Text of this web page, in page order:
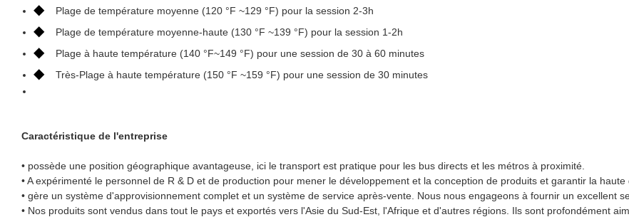
◆ Plage de température moyenne (120 °F ~129 °F) pour la session 2-3h
◆ Plage de température moyenne-haute (130 °F ~139 °F) pour la session 1-2h
◆ Plage à haute température (140 °F~149 °F) pour une session de 30 à 60 minutes
◆ Très-Plage à haute température (150 °F ~159 °F) pour une session de 30 minutes
Caractéristique de l'entreprise
• possède une position géographique avantageuse, ici le transport est pratique pour les bus directs et les métros à proximité.
• A expérimenté le personnel de R & D et de production pour mener le développement et la conception de produits et garantir la haute
• gère un système d'approvisionnement complet et un système de service après-vente. Nous nous engageons à fournir un excellent
• Nos produits sont vendus dans tout le pays et exportés vers l'Asie du Sud-Est, l'Afrique et d'autres régions. Ils sont profondément